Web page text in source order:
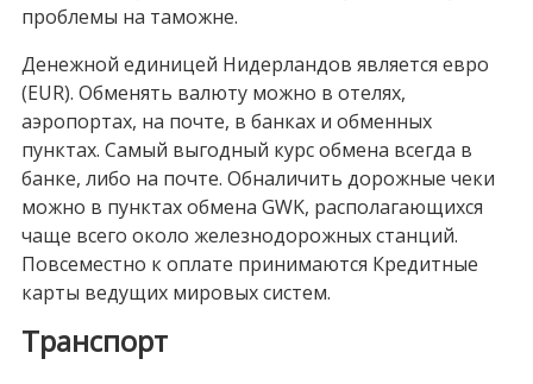
проблемы на таможне.
Денежной единицей Нидерландов является евро
(EUR). Обменять валюту можно в отелях,
аэропортах, на почте, в банках и обменных
пунктах. Самый выгодный курс обмена всегда в
банке, либо на почте. Обналичить дорожные чеки
можно в пунктах обмена GWK, располагающихся
чаще всего около железнодорожных станций.
Повсеместно к оплате принимаются Кредитные
карты ведущих мировых систем.
Транспорт